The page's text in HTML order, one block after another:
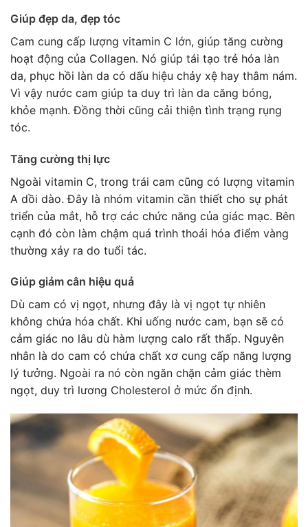
Giúp đẹp da, đẹp tóc
Cam cung cấp lượng vitamin C lớn, giúp tăng cường
hoạt động của Collagen. Nó giúp tái tạo trẻ hóa làn
da, phục hồi làn da có dấu hiệu chảy xệ hay thâm nám.
Vì vậy nước cam giúp ta duy trì làn da căng bóng,
khỏe mạnh. Đồng thời cũng cải thiện tình trạng rụng
tóc.
Tăng cường thị lực
Ngoài vitamin C, trong trái cam cũng có lượng vitamin
A dồi dào. Đây là nhóm vitamin cần thiết cho sự phát
triển của mắt, hỗ trợ các chức năng của giác mạc. Bên
cạnh đó còn làm chậm quá trình thoái hóa điểm vàng
thường xảy ra do tuổi tác.
Giúp giảm cân hiệu quả
Dù cam có vị ngọt, nhưng đây là vị ngọt tự nhiên
không chứa hóa chất. Khi uống nước cam, bạn sẽ có
cảm giác no lâu dù hàm lượng calo rất thấp. Nguyên
nhân là do cam có chứa chất xơ cung cấp năng lượng
lý tưởng. Ngoài ra nó còn ngăn chặn cảm giác thèm
ngọt, duy trì lương Cholesterol ở mức ổn định.